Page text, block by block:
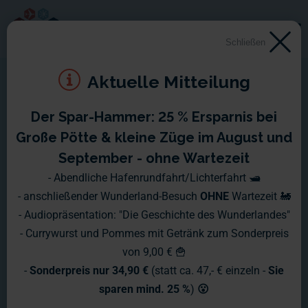
Schließen
Aktuelle Mitteilung
Der Spar-Hammer: 25 % Ersparnis bei
Große Pötte & kleine Züge im August und
September - ohne Wartezeit
- Abendliche Hafenrundfahrt/Lichterfahrt 🛥️
- anschließender Wunderland-Besuch OHNE Wartezeit 🚂
- Audiopräsentation: "Die Geschichte des Wunderlandes"
- Currywurst und Pommes mit Getränk zum Sonderpreis
von 9,00 € 🍟
- Sonderpreis nur 34,90 € (statt ca. 47,- € einzeln - Sie
sparen mind. 25 %) 😮